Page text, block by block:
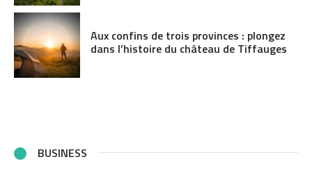
Aux confins de trois provinces : plongez
dans l’histoire du château de Tiffauges
BUSINESS